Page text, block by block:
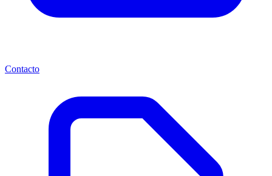
Contacto